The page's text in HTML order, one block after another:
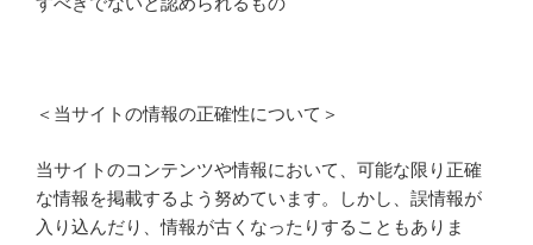
＜当サイトの情報の正確性について＞
当サイトのコンテンツや情報において、可能な限り正確
な情報を掲載するよう努めています。しかし、誤情報が
入り込んだり、情報が古くなったりすることもありま